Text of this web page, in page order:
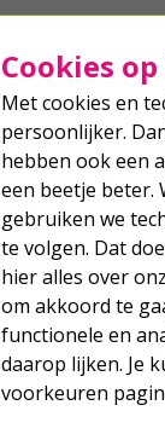
Cookies
Met cookies en
persoonlijker.
hebben ook een
een beetje beter.
gebruiken we
te volgen. Dat
hier alles over
om akkoord te
functionele en
daarop lijken. Je
voorkeuren